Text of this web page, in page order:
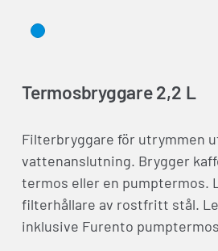
Termosbryggare 2,2 L
Filterbryggare för utrymmen
vattenanslutning. Brygger
termos eller en pumptermos.
filterhållare av rostfritt stål.
inklusive Furento